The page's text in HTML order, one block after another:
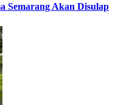
Semarang Akan Disulap